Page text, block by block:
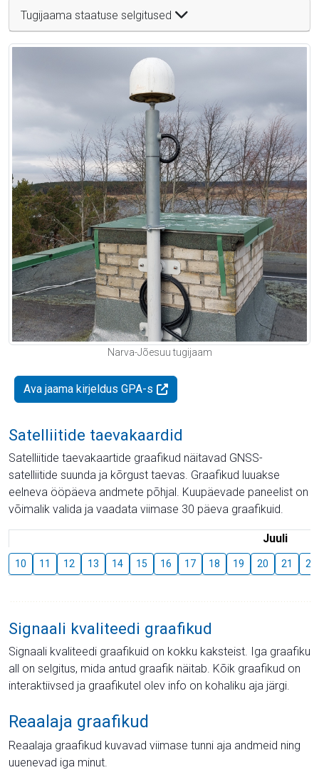
Tugijaama staatuse selgitused
Narva-Jõesuu tugijaam
Ava jaama kirjeldus GPA-s
Satelliitide taevakaardid
Satelliitide taevakaartide graafikud näitavad GNSS-
satelliitide suunda ja kõrgust taevas. Graafikud luuakse
eelneva ööpäeva andmete põhjal. Kuupäevade paneelist on
võimalik valida ja vaadata viimase 30 päeva graafikuid.
Juuli
10 11 12 13 14 15 16 17 18 19 20 21 22
Signaali kvaliteedi graafikud
Signaali kvaliteedi graafikuid on kokku kaksteist. Iga graafiku
all on selgitus, mida antud graafik näitab. Kõik graafikud on
interaktiivsed ja graafikutel olev info on kohaliku aja järgi.
Reaalaja graafikud
Reaalaja graafikud kuvavad viimase tunni aja andmeid ning
uuenevad iga minut.